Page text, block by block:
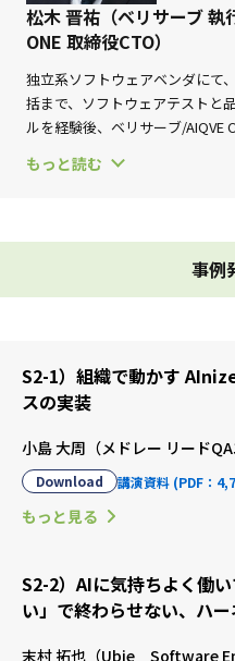
松木 晋祐（ベリサーブ 執
ONE 取締役CTO）
独立系ソフトウェアベンダにて
括まで、ソフトウェアテストと
ルを経験後、ベリサーブ/AIQVE
設、運用、ゲーム分野への
ISO/IEC/IEEE 29119-9 Editor /
「Androidアプリ テスト技法」
（日科技連出版社/寄稿） など
もっと読む
事例
S2-1）組織で動かす
スの実装
小島 大周（メドレー リード
Download 講演資料 (PDF：
もっと見る
S2-2）AIに気持ちよく働
い」で終わらせない、ハ
末村 拓也（Ubie Software